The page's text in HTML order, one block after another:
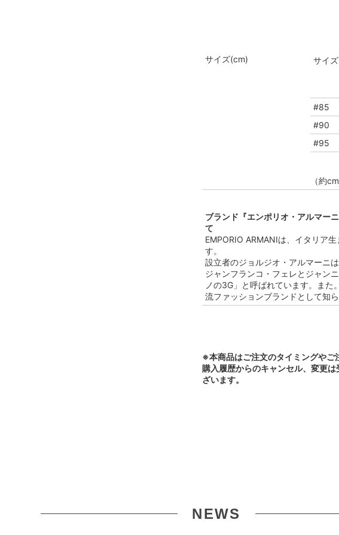
サイズ(cm) サイズ
#85
#90
#95
（約cm
ブランド『エンポリオ・アルマー
て
EMPORIO ARMANIは、イタリア
す。
設立者のジョルジオ・アルマーニ
ジャンフランコ・フェレとジャン
ノの3G」と呼ばれています。ま
流ファッションブランドとして知ら
※本商品はご注文のタイミングやご
購入履歴からのキャンセル、変更
ざいます。
NEWS